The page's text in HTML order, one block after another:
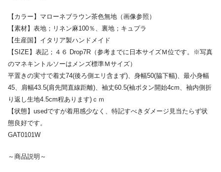
【カラー】マローネブラウン茶色無地（画像参照）
【素材】表地；リネン麻100％、裏地；キュプラ
【生産国】イタリア製ハンドメイド
【SIZE】表記；４６ Drop7R（参考までに日本サイズＭ位です。※写真
のマネキントルソーはメンズ標準Ｍサイズ）
平置きの実寸で着丈74(後ろ側エリ含まず)、身幅50(脇下幅)、最小身幅
45、肩幅43.5(肩先間直線距離)、袖丈60.5(袖ボタン開始4cm、袖内側折
り返し生地4.5cm程あります)ｃｍ
【状態】usedですが着用感少なく、特記すべきダメージ見当たらず状
態良好です。
GAT0101W
～商品説明～